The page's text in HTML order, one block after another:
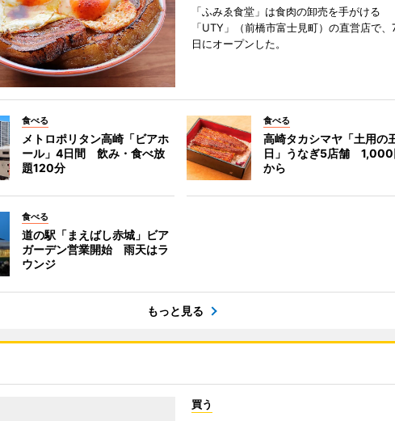
「ふみゑ食堂」は食肉の卸売を手がける
「UTY」（前橋市富士見町）の直営店で、
日にオープンした。
食べる
メトロポリタン高崎「ビアホ
ール」4日間 飲み・食べ放
題120分
食べる
高崎タカシマヤ「土用の
日」うなぎ5店舗 1,000
から
食べる
道の駅「まえばし赤城」ビア
ガーデン営業開始 雨天はラ
ウンジ
もっと見る
買う